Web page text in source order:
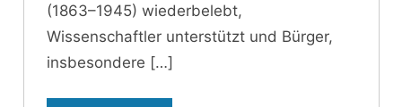
(1863–1945) wiederbelebt,
Wissenschaftler unterstützt und Bürger,
insbesondere